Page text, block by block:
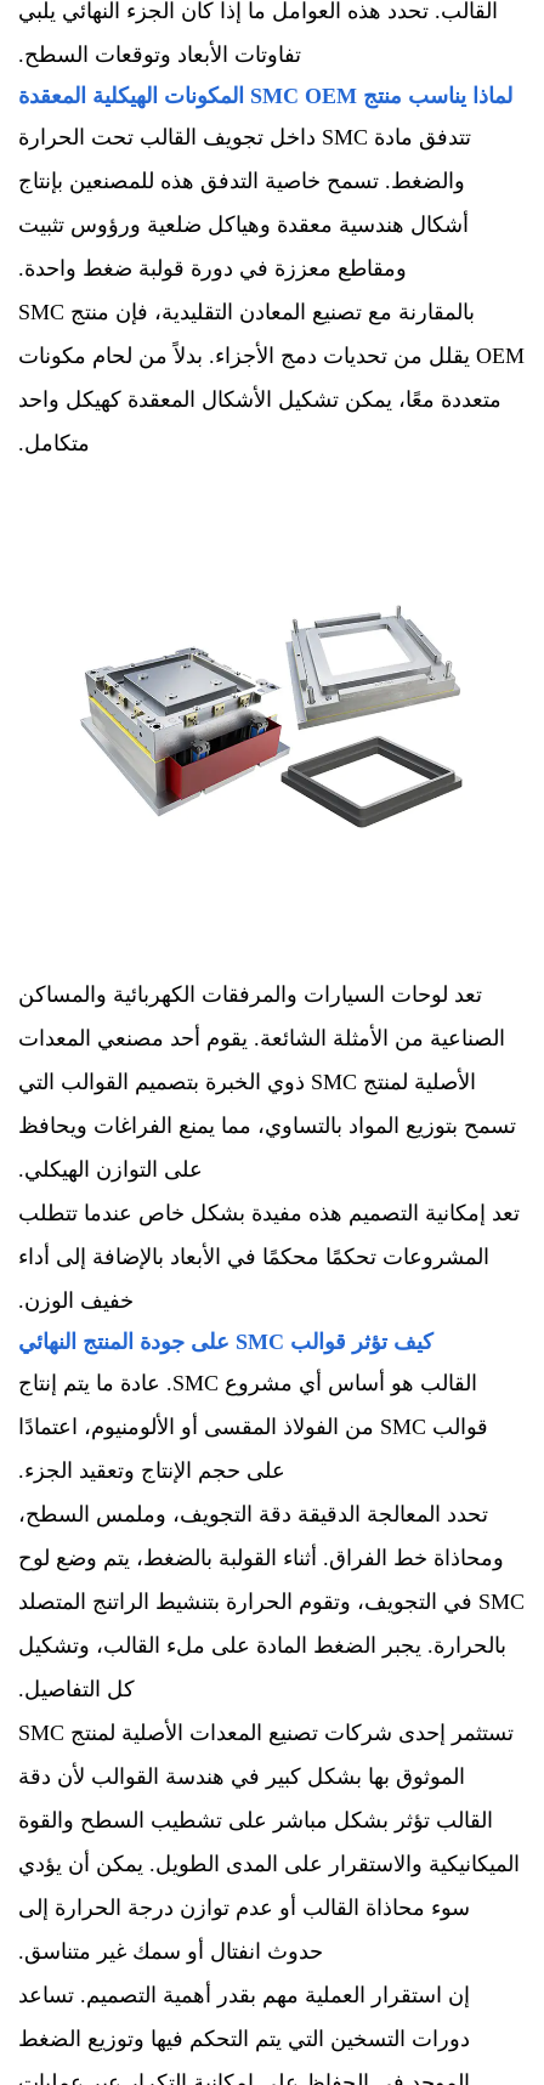
القالب. تحدد هذه العوامل ما إذا كان الجزء النهائي يلبي
تفاوتات الأبعاد وتوقعات السطح.
لماذا يناسب منتج SMC OEM المكونات الهيكلية المعقدة
تتدفق مادة SMC داخل تجويف القالب تحت الحرارة
والضغط. تسمح خاصية التدفق هذه للمصنعين بإنتاج
أشكال هندسية معقدة وهياكل ضلعية ورؤوس تثبيت
ومقاطع معززة في دورة قولبة ضغط واحدة.
بالمقارنة مع تصنيع المعادن التقليدية، فإن منتج SMC
OEM يقلل من تحديات دمج الأجزاء. بدلاً من لحام مكونات
متعددة معًا، يمكن تشكيل الأشكال المعقدة كهيكل واحد
متكامل.
تعد لوحات السيارات والمرفقات الكهربائية والمساكن
الصناعية من الأمثلة الشائعة. يقوم أحد مصنعي المعدات
الأصلية لمنتج SMC ذوي الخبرة بتصميم القوالب التي
تسمح بتوزيع المواد بالتساوي، مما يمنع الفراغات ويحافظ
على التوازن الهيكلي.
تعد إمكانية التصميم هذه مفيدة بشكل خاص عندما تتطلب
المشروعات تحكمًا محكمًا في الأبعاد بالإضافة إلى أداء
خفيف الوزن.
كيف تؤثر قوالب SMC على جودة المنتج النهائي
القالب هو أساس أي مشروع SMC. عادة ما يتم إنتاج
قوالب SMC من الفولاذ المقسى أو الألومنيوم، اعتمادًا
على حجم الإنتاج وتعقيد الجزء.
تحدد المعالجة الدقيقة دقة التجويف، وملمس السطح،
ومحاذاة خط الفراق. أثناء القولبة بالضغط، يتم وضع لوح
SMC في التجويف، وتقوم الحرارة بتنشيط الراتنج المتصلد
بالحرارة. يجبر الضغط المادة على ملء القالب، وتشكيل
كل التفاصيل.
تستثمر إحدى شركات تصنيع المعدات الأصلية لمنتج SMC
الموثوق بها بشكل كبير في هندسة القوالب لأن دقة
القالب تؤثر بشكل مباشر على تشطيب السطح والقوة
الميكانيكية والاستقرار على المدى الطويل. يمكن أن يؤدي
سوء محاذاة القالب أو عدم توازن درجة الحرارة إلى
حدوث انفتال أو سمك غير متناسق.
إن استقرار العملية مهم بقدر أهمية التصميم. تساعد
دورات التسخين التي يتم التحكم فيها وتوزيع الضغط